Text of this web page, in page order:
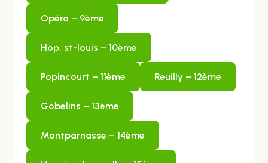
opéra – 9ème
hop. st-louis – 10ème
popincourt – 11ème reuilly – 12ème
gobelins – 13ème
montparnasse – 14ème